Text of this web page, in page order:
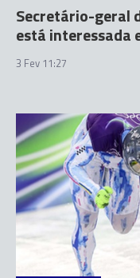
Secretário-geral
está interessada
3 Fev 11:27